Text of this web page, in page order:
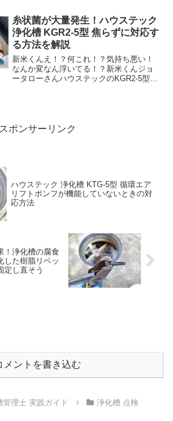
以上の浄化槽の維持管理業務を行ってい
ます。夏場に浄化...
糸状菌が大量発生！ハウステック
浄化槽 KGR2-5型 焦らずに対応す
る方法を解説
新米くんえ！？何これ！？気持ち悪い！
なんか変なん浮いてる！？新米くんジョ
ータローさんハウステックのKGR2-5型の
スポンサーリンク
ハウステック 浄化槽 KTG-5型 循環エア
リフトポンフが機能していないときの対
応方法
！浄化槽の腐食
した樹脂リベッ
定し直そう
メントを書き込む
管理士 実践ガイド 浄化槽 点検